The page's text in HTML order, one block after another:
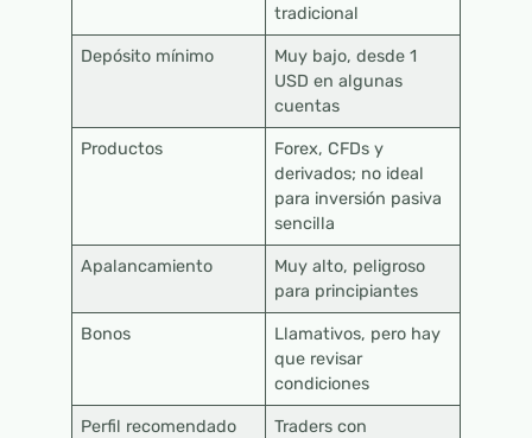
tradicional
Depósito mínimo
Muy bajo, desde 1
USD en algunas
cuentas
Productos
Forex, CFDs y
derivados; no ideal
para inversión pasiva
sencilla
Apalancamiento
Muy alto, peligroso
para principiantes
Bonos
Llamativos, pero hay
que revisar
condiciones
Perfil recomendado
Traders con